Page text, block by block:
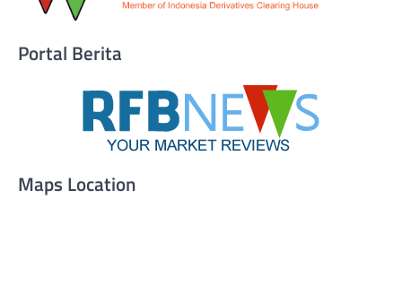
Portal Berita
Maps Location